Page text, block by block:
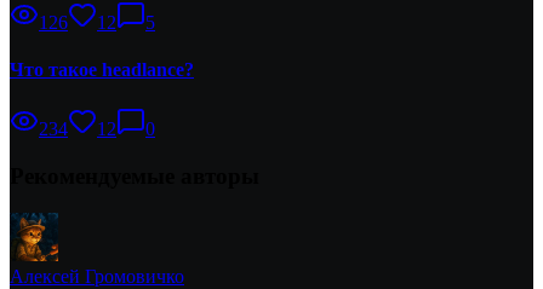
126 12 5
Что такое headlance?
234 12 0
Алексей Громовичко